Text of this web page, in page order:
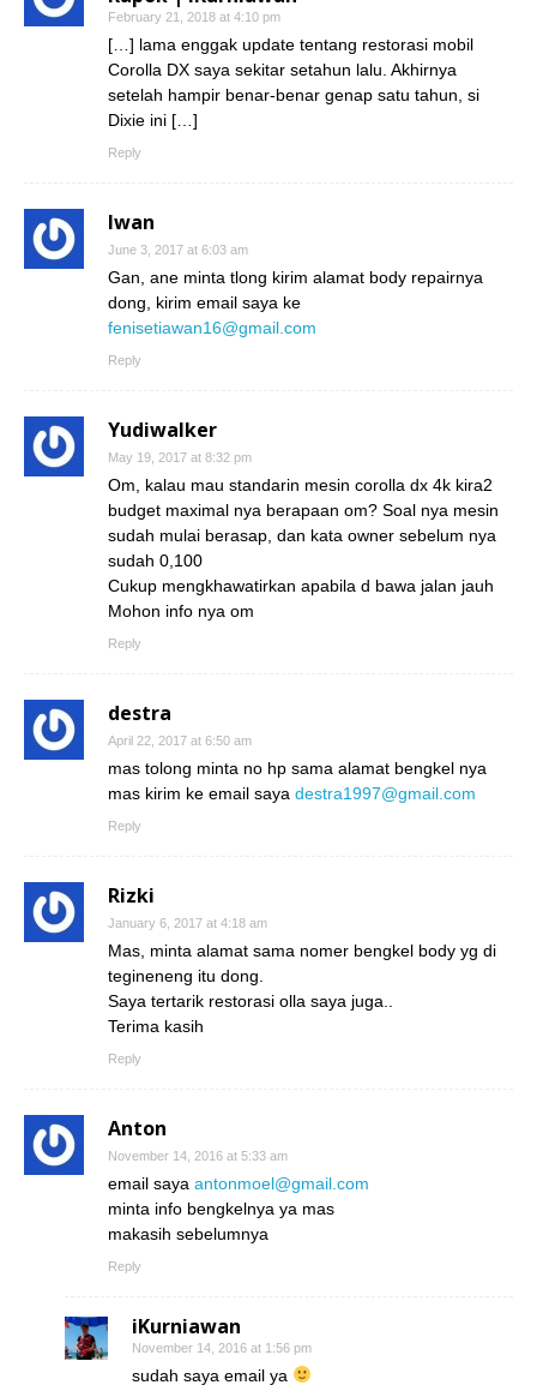
February 21, 2018 at 4:10 pm
[…] lama enggak update tentang restorasi mobil
Corolla DX saya sekitar setahun lalu. Akhirnya
setelah hampir benar-benar genap satu tahun, si
Dixie ini […]
Reply
Iwan
June 3, 2017 at 6:03 am
Gan, ane minta tlong kirim alamat body repairnya
dong, kirim email saya ke
fenisetiawan16@gmail.com
Reply
Yudiwalker
May 19, 2017 at 8:32 pm
Om, kalau mau standarin mesin corolla dx 4k kira2
budget maximal nya berapaan om? Soal nya mesin
sudah mulai berasap, dan kata owner sebelum nya
sudah 0,100
Cukup mengkhawatirkan apabila d bawa jalan jauh
Mohon info nya om
Reply
destra
April 22, 2017 at 6:50 am
mas tolong minta no hp sama alamat bengkel nya
mas kirim ke email saya destra1997@gmail.com
Reply
Rizki
January 6, 2017 at 4:18 am
Mas, minta alamat sama nomer bengkel body yg di
tegineneng itu dong.
Saya tertarik restorasi olla saya juga..
Terima kasih
Reply
Anton
November 14, 2016 at 5:33 am
email saya antonmoel@gmail.com
minta info bengkelnya ya mas
makasih sebelumnya
Reply
iKurniawan
November 14, 2016 at 1:56 pm
sudah saya email ya